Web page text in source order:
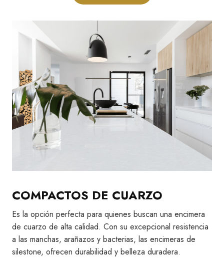
COMPACTOS DE CUARZO
Es la opción perfecta para quienes buscan una encimera
de cuarzo de alta calidad. Con su excepcional resistencia
a las manchas, arañazos y bacterias, las encimeras de
silestone, ofrecen durabilidad y belleza duradera.